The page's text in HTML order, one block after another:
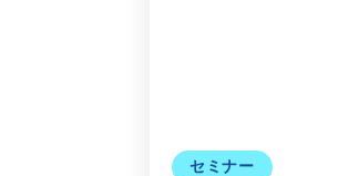
セミナー